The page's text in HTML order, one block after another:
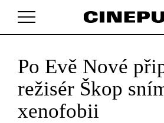
V košíku zatím
Po Evě Nové
režisér Škop
xenofobii